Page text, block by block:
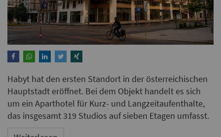
Habyt hat den ersten Standort in der österreichischen
Hauptstadt eröffnet. Bei dem Objekt handelt es sich
um ein Aparthotel für Kurz- und Langzeitaufenthalte,
das insgesamt 319 Studios auf sieben Etagen umfasst.